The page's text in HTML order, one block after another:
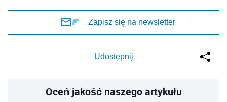
Zapisz się na newsletter
Udostępnij
Oceń jakość naszego artykułu